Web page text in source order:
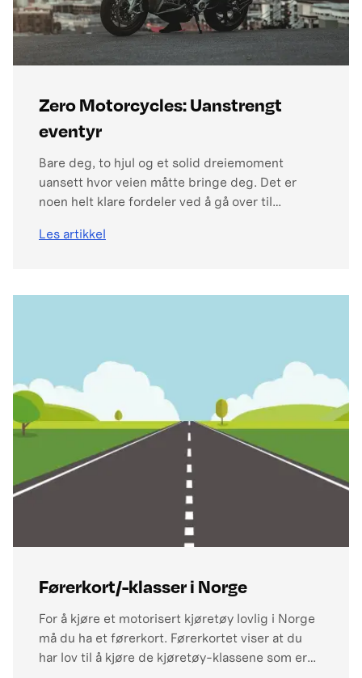
Zero Motorcycles: Uanstrengt
eventyr
Bare deg, to hjul og et solid dreiemoment
uansett hvor veien måtte bringe deg. Det er
noen helt klare fordeler ved å gå over til
olje, ingen eksos osv. Zero-eiere har i tillegg en
enkelhet. Zero motorcycles med eldrift har lav
kilometer etter kilometer.
Les artikkel
Førerkort/-klasser i Norge
For å kjøre et motorisert kjøretøy lovlig i Norge
må du ha et førerkort. Førerkortet viser at du
har lov til å kjøre de kjøretøy-klassene som er